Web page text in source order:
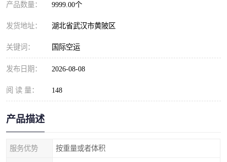
产品数量： 9999.00个
发货地址： 湖北省武汉市黄陂区
关键词： 国际空运
发布日期： 2026-08-08
阅 读 量： 148
产品描述
服务优势 按重量或者体积